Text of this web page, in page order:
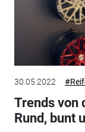
30.05.2022
Trends von
Rund, bunt